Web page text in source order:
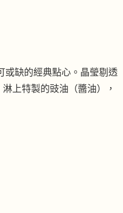
或缺的經典點心。晶瑩剔透
上特製的豉油（醬油），